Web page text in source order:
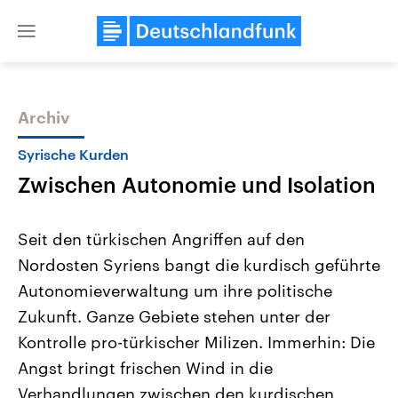
Close
Themen
USA
Aktuelle Beiträge, Analysen und
Hintergründe
Wirtschaftlich und militärisch
gehören die Vereinigten Staaten zu
den mächtigsten Ländern der Erde,
mit großem Einfluss auf das
Nahostkonflikt
Aktuelle Lage und
Der Überfall der
Terrororganisation Hamas
Oktober 2023 auf Israel
Israel möchte die Hamas
Archiv
Syrische Kurden
Zwischen Autonomie und Isolation
Seit den türkischen Angriffen auf den
Nordosten Syriens bangt die kurdisch geführte
Autonomieverwaltung um ihre politische
Zukunft. Ganze Gebiete stehen unter der
Kontrolle pro-türkischer Milizen. Immerhin: Die
Angst bringt frischen Wind in die
Verhandlungen zwischen den kurdischen